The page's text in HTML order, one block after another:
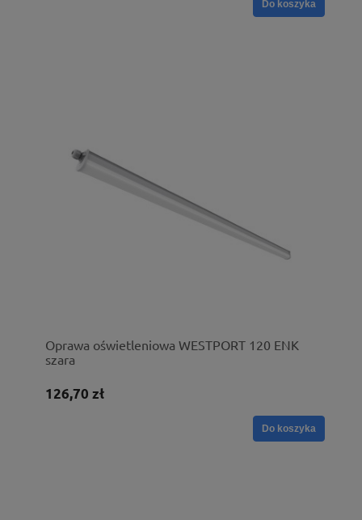
Do koszyka
Oprawa oświetleniowa WESTPORT 120 ENK
szara
126,70 zł
Do koszyka